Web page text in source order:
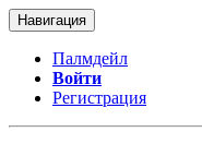
Навигация
Палмдейл
Войти
Регистрация